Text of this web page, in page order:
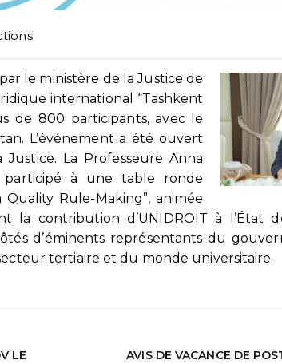
le ministère de la Justice de
international “Tashkent
de 800 participants, avec le
L’événement a été ouvert
La Professeure Anna
participé à une table ronde
Rule-Making”, animée
la contribution d’UNIDROIT à l’État
d’éminents représentants du
tertiaire et du monde universitaire.
LE
AVIS DE VACANCE DE